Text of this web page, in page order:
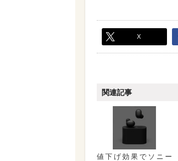
X
関連記事
値下げ効果でソニー